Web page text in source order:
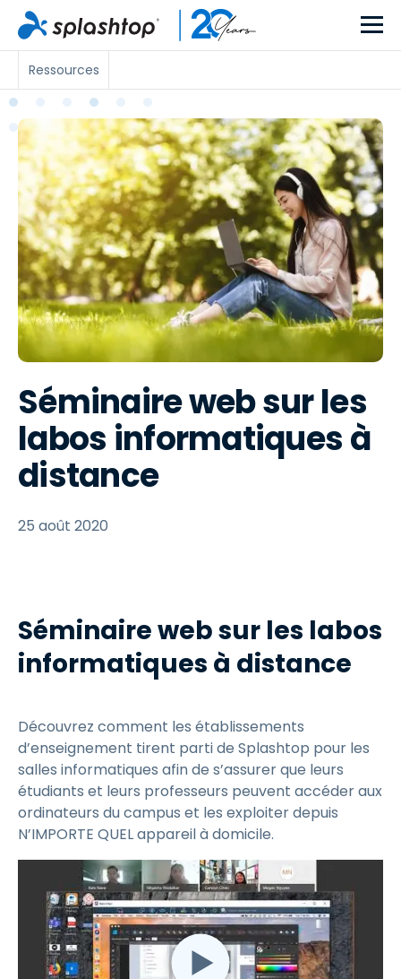
Ressources
Séminaire web sur les
labos informatiques à
distance
25 août 2020
Séminaire web sur les labos
informatiques à distance
Découvrez comment les établissements
d’enseignement tirent parti de Splashtop pour les
salles informatiques afin de s’assurer que leurs
étudiants et leurs professeurs peuvent accéder aux
ordinateurs du campus et les exploiter depuis
N’IMPORTE QUEL appareil à domicile.